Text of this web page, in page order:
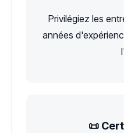
Privilégiez les
années
📜